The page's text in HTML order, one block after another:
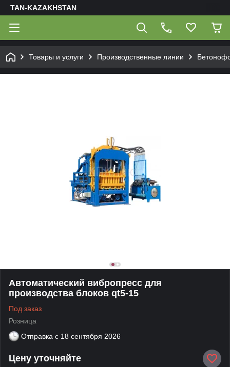
TAN-KAZAKHSTAN
Товары и услуги Производственные линии
Автоматический вибропресс для
производства блоков qt5-15
Под заказ
Розница
Отправка с 18 сентября 2026
Цену уточняйте